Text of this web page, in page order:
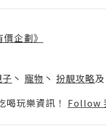
企劃》
丶 寵物 丶 扮靚攻略及
玩樂資訊！ Follow